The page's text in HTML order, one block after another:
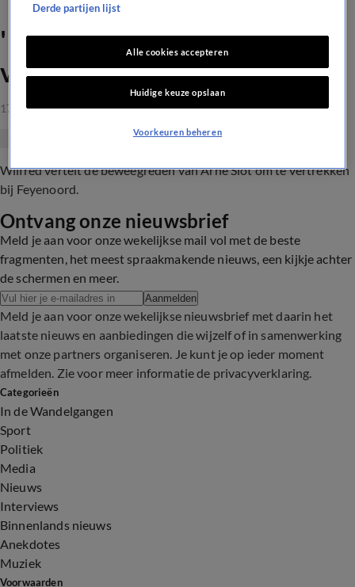
'Ik hoor dat Slot sowieso
vertrekt bij Feyenoord'
17 apr 2023, 21:35
Wilfred vertelt de beweegreden van Arne Slot om te vertrekken
bij Feyenoord.
Ontvang onze nieuwsbrief
Meld je aan voor onze wekelijkse mail vol met de beste
fragmenten, het meest spraakmakende nieuws, een kijkje achter
de schermen en meer.
Aanmelden
Meld je aan voor onze wekelijkse nieuwsbrief met daarin het
laatste nieuws en aanbiedingen die wijzelf of in samenwerking
met onze partners organiseren. Je kunt je op ieder moment
afmelden. Zie voor meer informatie de privacyverklaring.
Categorieën
In de Wandelgangen
Sport
Politiek
Media
Nieuws
Interviews
Binnenlands nieuws
Anekdotes
Muziek
Voorwaarden
Derde partijen lijst
Alle cookies accepteren
Huidige keuze opslaan
Voorkeuren beheren